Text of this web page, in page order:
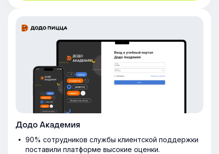
Додо Академия
90% сотрудников службы клиентской поддержки
поставили платформе высокие оценки.